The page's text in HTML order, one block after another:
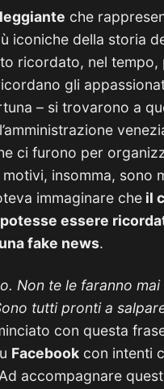
che
iconiche della storia
ricordato, nel tempo,
gli
– si trovarono a
ci furono per
insomma, sono
immaginare che il
essere
fake news.
Non te le faranno
tutti pronti a
con questa
Facebook con intenti
accompagnare